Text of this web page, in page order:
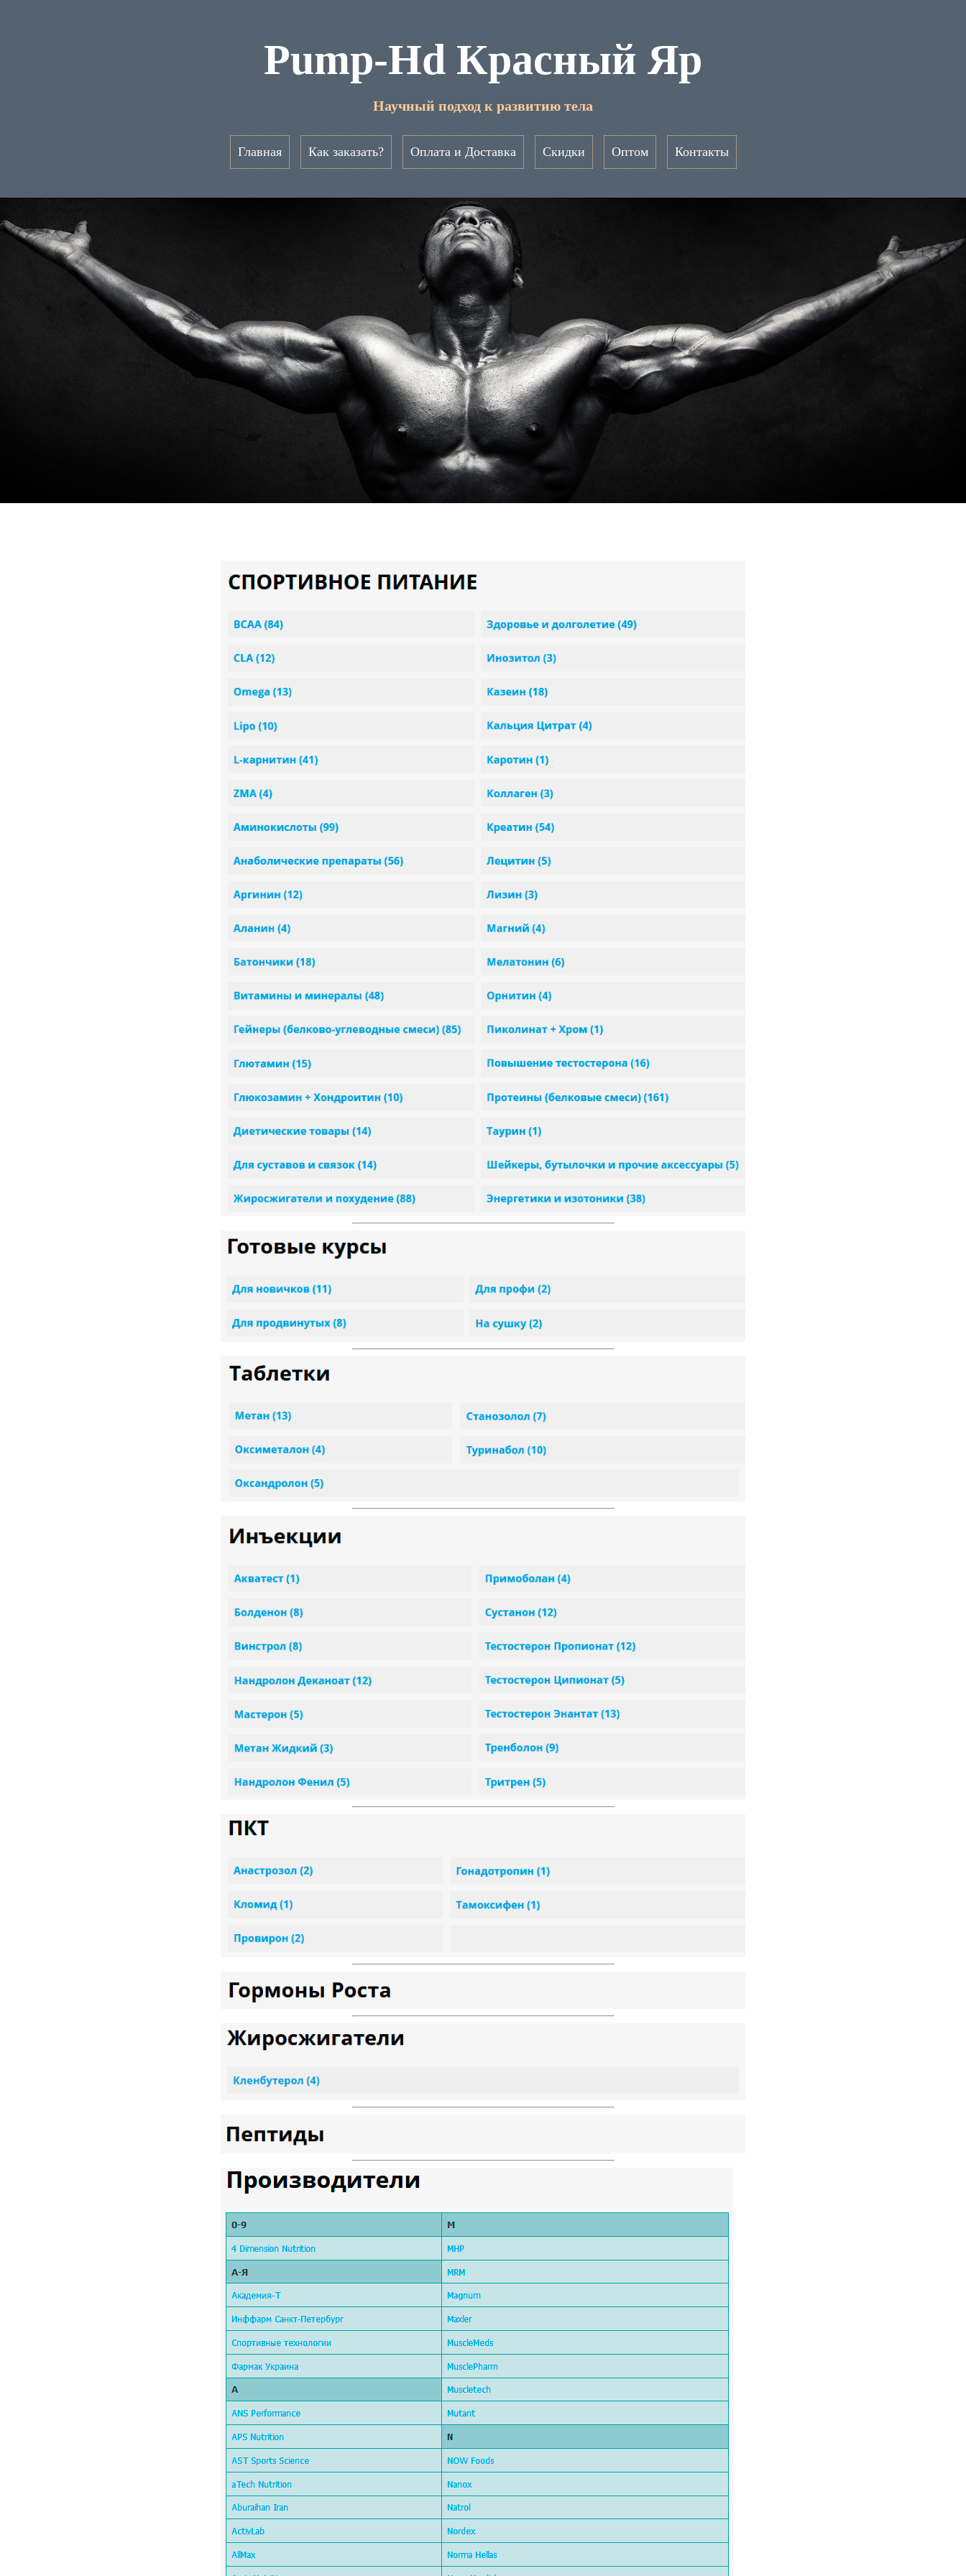
Pump-Hd Красный Яр
Научный подход к развитию тела
Главная Как заказать? Оплата и Доставка Скидки Оптом Контакты